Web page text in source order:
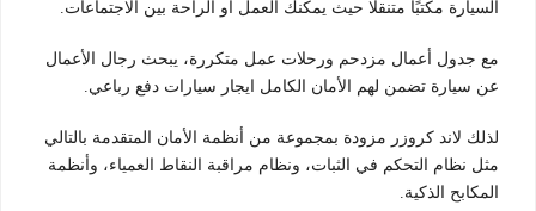
السيارة مكتبًا متنقلًا حيث يمكنك العمل أو الراحة بين الاجتماعات.
مع جدول أعمال مزدحم ورحلات عمل متكررة، يبحث رجال الأعمال
عن سيارة تضمن لهم الأمان الكامل ايجار سيارات دفع رباعي.
لذلك لاند كروزر مزودة بمجموعة من أنظمة الأمان المتقدمة بالتالي
مثل نظام التحكم في الثبات، ونظام مراقبة النقاط العمياء، وأنظمة
المكابح الذكية.